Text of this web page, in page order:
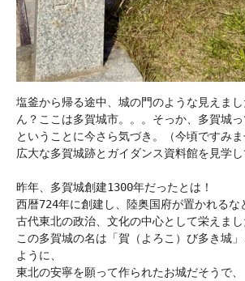
塩釜から帰る途中、城の門のような見えまし
ん？ここは多賀城市。。。そっか、多賀城っ
ということに今さら気づき。（今頃ですみま
広大な多賀城跡とガイダンス資料館を見学し
昨年、多賀城創建1300年だったとは！
西暦724年に創建し、陸奥国府が置かれるな
古代東北の政治、文化の中心として栄えまし
この多賀城の名は「賀（よろこ）び多き城
ように、
東北の安寧を願って作られたお城だそうで、